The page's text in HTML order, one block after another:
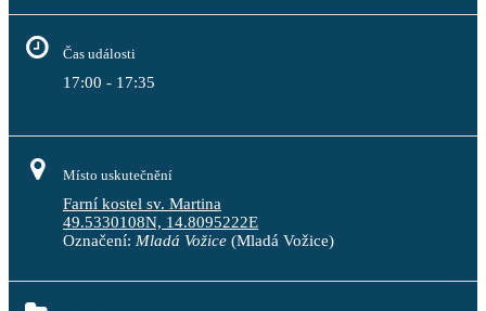
Čas události
17:00 - 17:35
Místo uskutečnění
Farní kostel sv. Martina
49.5330108N, 14.8095222E
Označení: Mladá Vožice (Mladá Vožice)